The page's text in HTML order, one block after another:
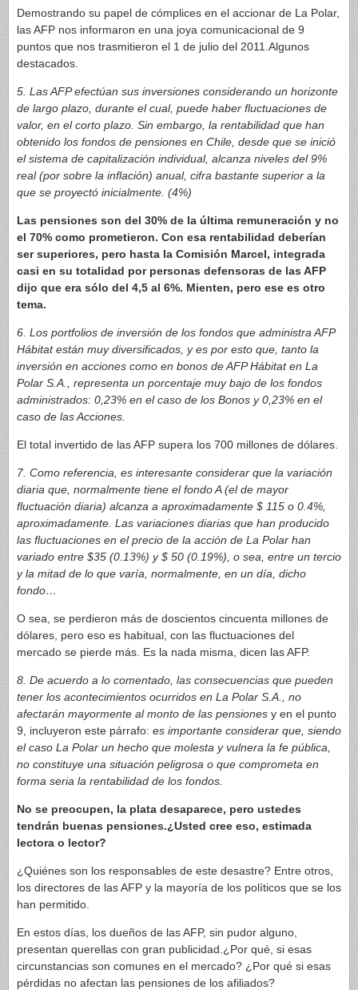
Demostrando su papel de cómplices en el accionar de La Polar,
las AFP nos informaron en una joya comunicacional de 9
puntos que nos trasmitieron el 1 de julio del 2011.Algunos
destacados.
5. Las AFP efectúan sus inversiones considerando un horizonte
de largo plazo, durante el cual, puede haber fluctuaciones de
valor, en el corto plazo. Sin embargo, la rentabilidad que han
obtenido los fondos de pensiones en Chile, desde que se inició
el sistema de capitalización individual, alcanza niveles del 9%
real (por sobre la inflación) anual, cifra bastante superior a la
que se proyectó inicialmente. (4%)
Las pensiones son del 30% de la última remuneración y no
el 70% como prometieron. Con esa rentabilidad deberían
ser superiores, pero hasta la Comisión Marcel, integrada
casi en su totalidad por personas defensoras de las AFP
dijo que era sólo del 4,5 al 6%. Mienten, pero ese es otro
tema.
6. Los portfolios de inversión de los fondos que administra AFP
Hábitat están muy diversificados, y es por esto que, tanto la
inversión en acciones como en bonos de AFP Hábitat en La
Polar S.A., representa un porcentaje muy bajo de los fondos
administrados: 0,23% en el caso de los Bonos y 0,23% en el
caso de las Acciones.
El total invertido de las AFP supera los 700 millones de dólares.
7. Como referencia, es interesante considerar que la variación
diaria que, normalmente tiene el fondo A (el de mayor
fluctuación diaria) alcanza a aproximadamente $ 115 o 0.4%,
aproximadamente. Las variaciones diarias que han producido
las fluctuaciones en el precio de la acción de La Polar han
variado entre $35 (0.13%) y $ 50 (0.19%), o sea, entre un tercio
y la mitad de lo que varía, normalmente, en un día, dicho
fondo…
O sea, se perdieron más de doscientos cincuenta millones de
dólares, pero eso es habitual, con las fluctuaciones del
mercado se pierde más. Es la nada misma, dicen las AFP.
8. De acuerdo a lo comentado, las consecuencias que pueden
tener los acontecimientos ocurridos en La Polar S.A., no
afectarán mayormente al monto de las pensiones y en el punto
9, incluyeron este párrafo: es importante considerar que, siendo
el caso La Polar un hecho que molesta y vulnera la fe pública,
no constituye una situación peligrosa o que comprometa en
forma seria la rentabilidad de los fondos.
No se preocupen, la plata desaparece, pero ustedes
tendrán buenas pensiones.¿Usted cree eso, estimada
lectora o lector?
¿Quiénes son los responsables de este desastre? Entre otros,
los directores de las AFP y la mayoría de los políticos que se los
han permitido.
En estos días, los dueños de las AFP, sin pudor alguno,
presentan querellas con gran publicidad.¿Por qué, si esas
circunstancias son comunes en el mercado? ¿Por qué si esas
pérdidas no afectan las pensiones de los afiliados?